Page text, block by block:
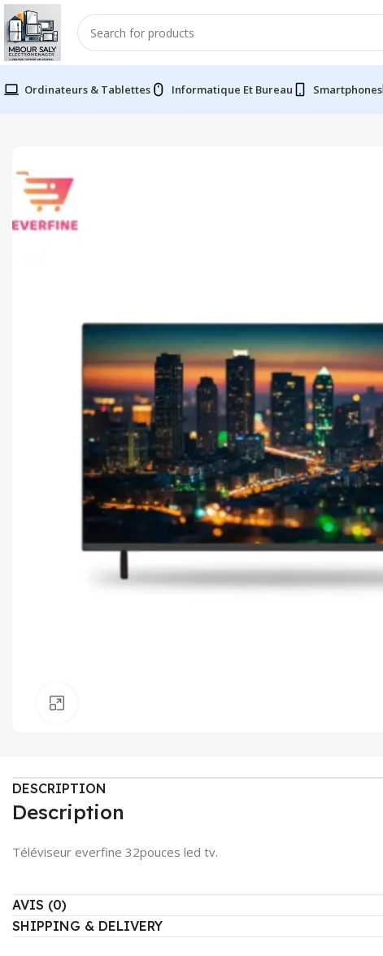
Ordinateurs & Tablettes Informatique Et Bureau Smartphones
DESCRIPTION
Description
Téléviseur everfine 32pouces led tv.
AVIS (0)
SHIPPING & DELIVERY